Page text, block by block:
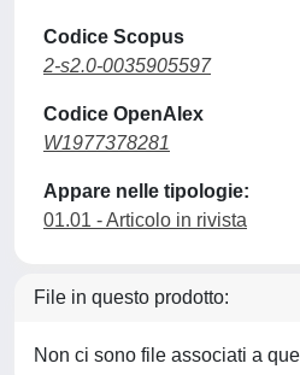
Codice Scopus
2-s2.0-0035905597
Codice OpenAlex
W1977378281
Appare nelle tipologie:
01.01 - Articolo in rivista
File in questo prodotto:
Non ci sono file associati a